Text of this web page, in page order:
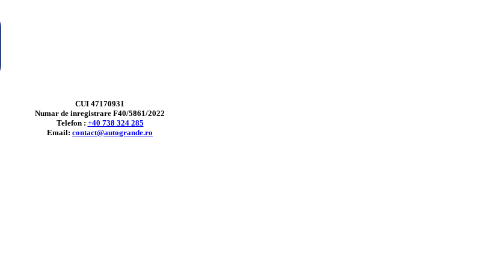
CUI 47170931
Numar de inregistrare F40/5861/2022
Telefon : +40 738 324 285
Email: contact@autogrande.ro